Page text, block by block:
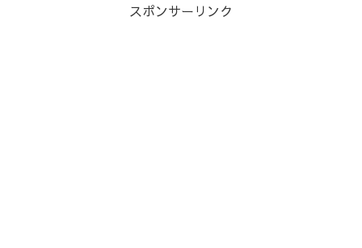
スポンサーリンク